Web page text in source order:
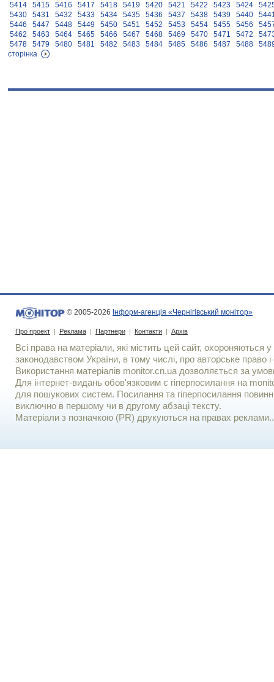
5414
5415 5416 5417 5418 5419 5420 5421 5422 5423 5424
5430
5431 5432 5433 5434 5435 5436 5437 5438 5439 5440
5446
5447 5448 5449 5450 5451 5452 5453 5454 5455 5456
5462
5463 5464 5465 5466 5467 5468 5469 5470 5471 5472
5478
5479 5480 5481 5482 5483 5484 5485 5486 5487 5488
сторінка
© 2005-2026 Інформ-агенція «Чернігівський монітор»
Про проект | Реклама | Партнери | Контакти | Архів
Всі права на матеріали, які містить цей сайт, охороняються у
законодавством України, в тому числі, про авторське право і
Використання матерiалiв monitor.cn.ua дозволяється за
Для iнтернет-видань обов'язковим є гiперпосилання на
для пошукових систем. Посилання та гіперпосилання
виключно в першому чи в другому абзаці тексту.
Матеріали з позначкою (PR) друкуються на правах реклами..